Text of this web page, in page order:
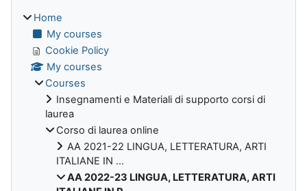
Home
My courses
Cookie Policy
My courses
Courses
Insegnamenti e Materiali di supporto corsi di
laurea
Corso di laurea online
AA 2021-22 LINGUA, LETTERATURA, ARTI
ITALIANE IN ...
AA 2022-23 LINGUA, LETTERATURA, ARTI